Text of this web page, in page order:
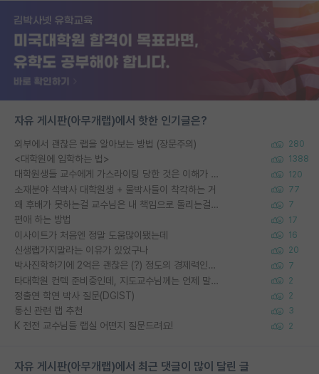
자유 게시판(아무개랩)에서 핫한 인기글은?
외부에서 괜찮은 랩을 알아보는 방법 (장문주의) 280
<대학원에 입학하는 법> 1388
대학원생들 교수에게 가스라이팅 당한 것은 이해가 갑니다. 안타깝네요. 120
소재분야 석박사 대학원생 + 물박사들이 착각하는 거 77
왜 후배가 못하는걸 교수님은 내 책임으로 돌리는걸까요? 7
편애 하는 방법 17
이사이트가 처음엔 정말 도움많이됐는데 16
신생랩가지말라는 이유가 있었구나 20
박사진학하기에 2억은 괜찮은 (?) 정도의 경제력인가요 7
타대학원 컨텍 준비중인데, 지도교수님께는 언제 말씀드려야 할까요? 2
정출연 학연 박사 질문(DGIST) 2
통신 관련 랩 추천 3
K 전전 교수님들 랩실 어떤지 질문드려요! 2
자유 게시판(아무개랩)에서 최근 댓글이 많이 달린 글